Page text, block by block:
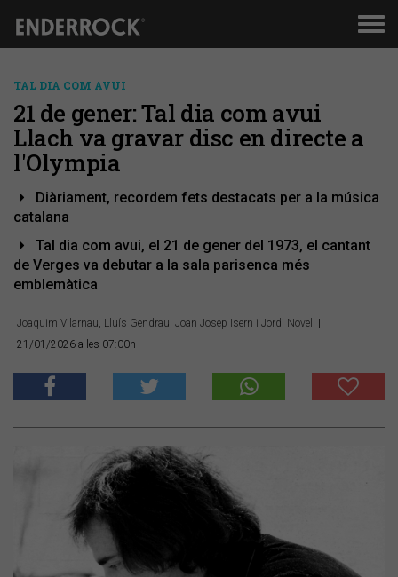
TAL DIA COM AVUI
21 de gener: Tal dia com avui
Llach va gravar disc en directe a
l'Olympia
Diàriament, recordem fets destacats per a la música
catalana
Tal dia com avui, el 21 de gener del 1973, el cantant
de Verges va debutar a la sala parisenca més
emblemàtica
Joaquim Vilarnau, Lluís Gendrau, Joan Josep Isern i Jordi Novell
21/01/2026 a les 07:00h